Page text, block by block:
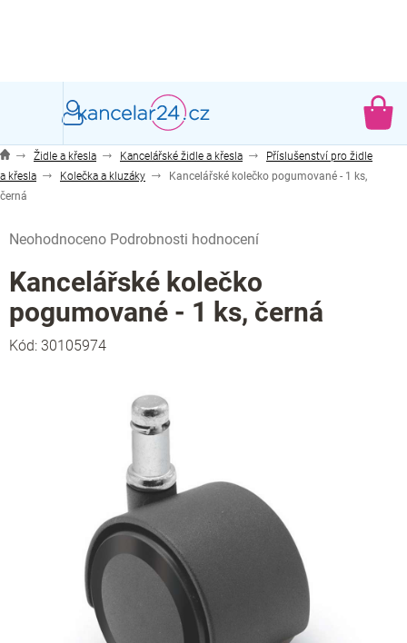
Židle a křesla Kancelářské židle a křesla
Příslušenství pro židle
a křesla
Kolečka a kluzáky
Kancelářské kolečko pogumované - 1 ks,
černá
hodnocení
produktu
je
0,0
z
5
Neohodnoceno Podrobnosti hodnocení
Kancelářské kolečko
pogumované - 1 ks, černá
Kód: 30105974